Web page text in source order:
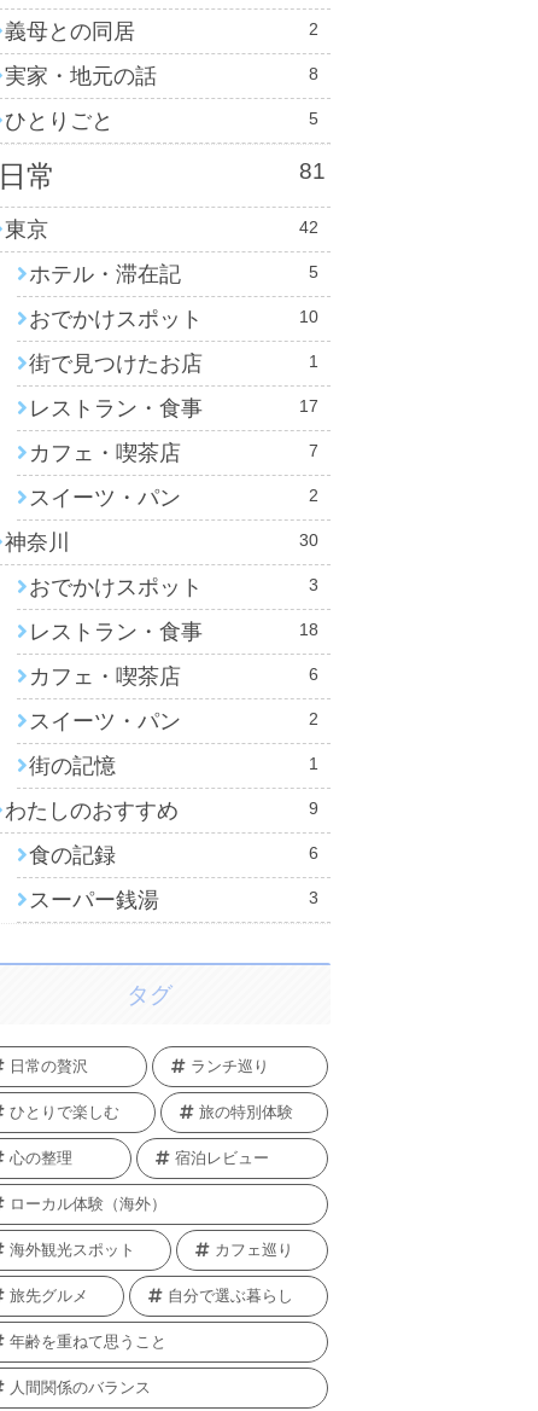
義母との同居 2
実家・地元の話 8
ひとりごと 5
日常 81
東京 42
ホテル・滞在記 5
おでかけスポット 10
街で見つけたお店 1
レストラン・食事 17
カフェ・喫茶店 7
スイーツ・パン 2
神奈川 30
おでかけスポット 3
レストラン・食事 18
カフェ・喫茶店 6
スイーツ・パン 2
街の記憶 1
わたしのおすすめ 9
食の記録 6
スーパー銭湯 3
タグ
日常の贅沢 ランチ巡り
ひとりで楽しむ 旅の特別体験
心の整理 宿泊レビュー
ローカル体験（海外）
海外観光スポット カフェ巡り
旅先グルメ 自分で選ぶ暮らし
年齢を重ねて思うこと
人間関係のバランス